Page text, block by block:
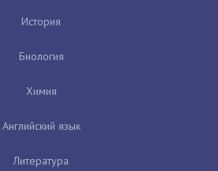
История
Биология
Химия
Английский язык
Литература